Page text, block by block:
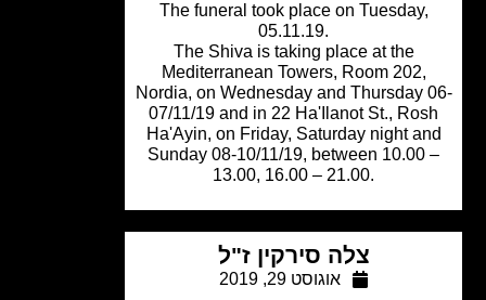
The funeral took place on Tuesday,
05.11.19.
The Shiva is taking place at the
Mediterranean Towers, Room 202,
Nordia, on Wednesday and Thursday
07/11/19 and in 22 Ha'Ilanot St.,
Ha'Ayin, on Friday, Saturday night
Sunday 08-10/11/19, between 10.00
13.00, 16.00 – 21.00.
צלה סירקין ז"ל
אוגוסט 29, 2019